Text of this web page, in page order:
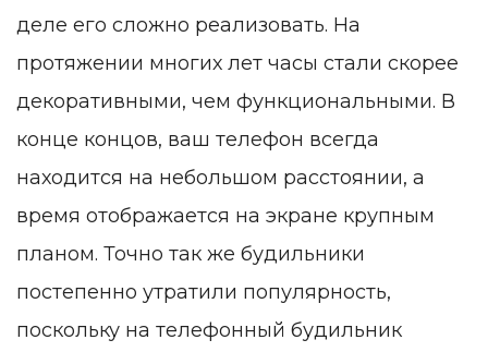
деле его сложно реализовать. На
протяжении многих лет часы стали скорее
декоративными, чем функциональными. В
конце концов, ваш телефон всегда
находится на небольшом расстоянии, а
время отображается на экране крупным
планом. Точно так же будильники
постепенно утратили популярность,
поскольку на телефонный будильник